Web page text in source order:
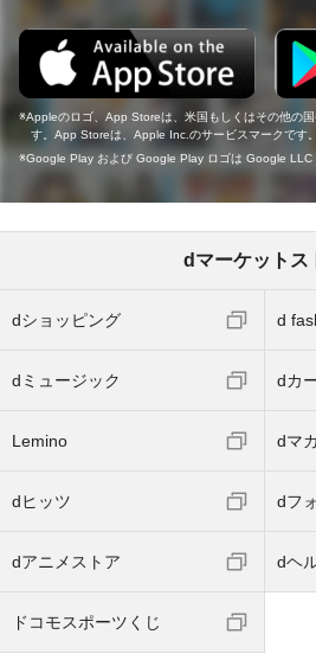
Appleのロゴ、App Storeは、米国もしくはその他の
す。App Storeは、Apple Inc.のサービスマークです。
Google Play および Google Play ロゴは Google LLC
dマーケットス
dショッピング d
dミュージック dカ
Lemino dマ
dヒッツ dフ
dアニメストア dヘ
ドコモスポーツくじ